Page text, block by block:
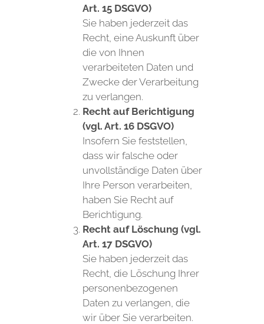
Art. 15 DSGVO)
Sie haben jederzeit das
Recht, eine Auskunft über
die von Ihnen
verarbeiteten Daten und
Zwecke der Verarbeitung
zu verlangen.
Recht auf Berichtigung
(vgl. Art. 16 DSGVO)
Insofern Sie feststellen,
dass wir falsche oder
unvollständige Daten über
Ihre Person verarbeiten,
haben Sie Recht auf
Berichtigung.
Recht auf Löschung (vgl.
Art. 17 DSGVO)
Sie haben jederzeit das
Recht, die Löschung Ihrer
personenbezogenen
Daten zu verlangen, die
wir über Sie verarbeiten.